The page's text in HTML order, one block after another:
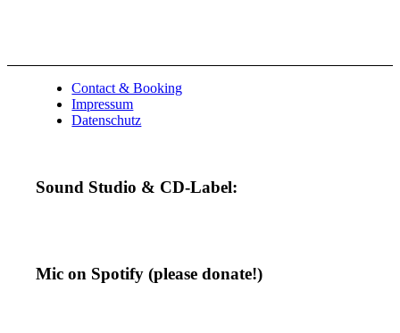
Contact & Booking
Impressum
Datenschutz
Sound Studio & CD-Label:
Mic on Spotify (please donate!)